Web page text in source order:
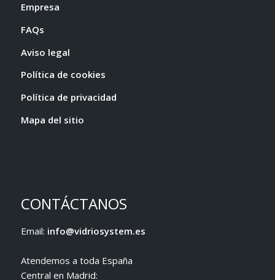
Empresa
FAQs
Aviso legal
Política de cookies
Política de privacidad
Mapa del sitio
CONTÁCTANOS
Email: info@vidriosystem.es
Atendemos a toda España
Central en Madrid: